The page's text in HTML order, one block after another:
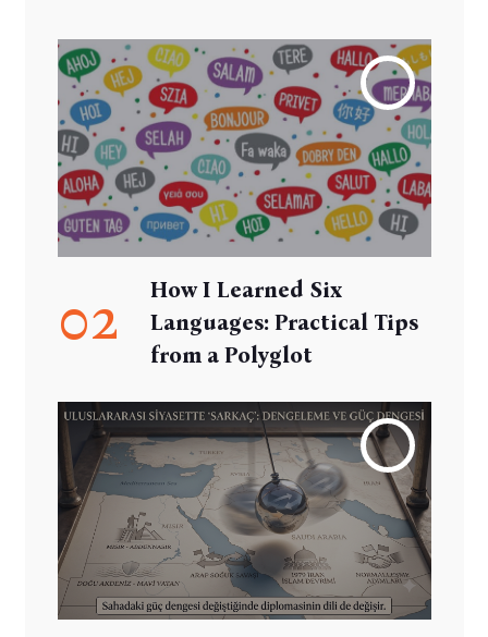
02
How I Learned Six
Languages: Practical Tips
from a Polyglot